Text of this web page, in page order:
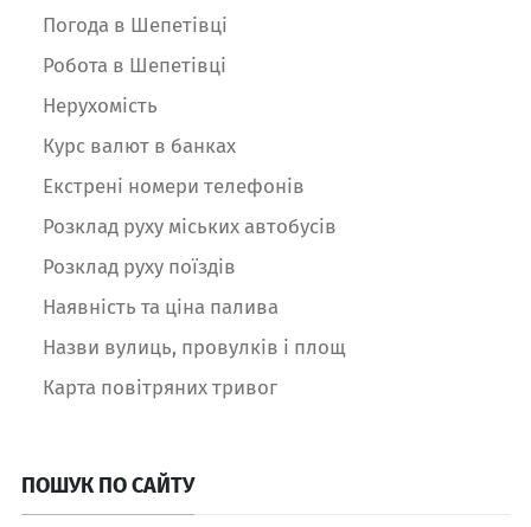
Погода в Шепетівці
Робота в Шепетівці
Нерухомість
Курс валют в банках
Екстрені номери телефонів
Розклад руху міських автобусів
Розклад руху поїздів
Наявність та ціна палива
Назви вулиць, провулків і площ
Карта повітряних тривог
ПОШУК ПО САЙТУ